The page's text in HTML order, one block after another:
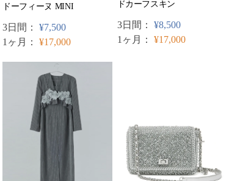
ドーフィーヌ MINI
3日間： ¥7,500
1ヶ月： ¥17,000
ドカーフスキン
3日間： ¥8,500
1ヶ月： ¥17,000